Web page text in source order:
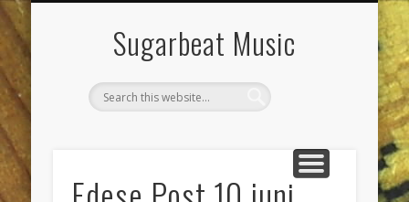
Sugarbeat Music